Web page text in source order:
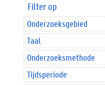
Filter op
Onderzoeksgebied
Taal
Onderzoeksmethode
Tijdsperiode